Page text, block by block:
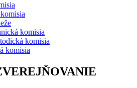
komisia
komisia
komisia